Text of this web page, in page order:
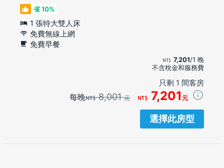
省 10%
1 張特大雙人床
免費無線上網
免費早餐
7,201/1 晚
不含稅金和服務費
只剩 1 間客房
每晚 8,001元 7,201 元
選擇此房型